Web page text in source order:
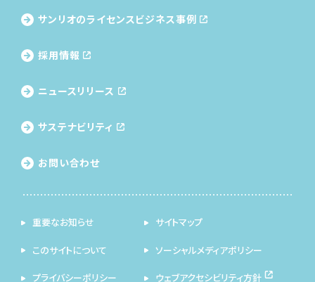
サンリオのライセンス ビジネス事例
採用情報
ニュースリリース
サステナビリティ
お問い合わせ
重要なお知らせ サイトマップ
このサイトについて ソーシャルメディアポリシー
プライバシーポリシー ウェブアクセシビリティ方針